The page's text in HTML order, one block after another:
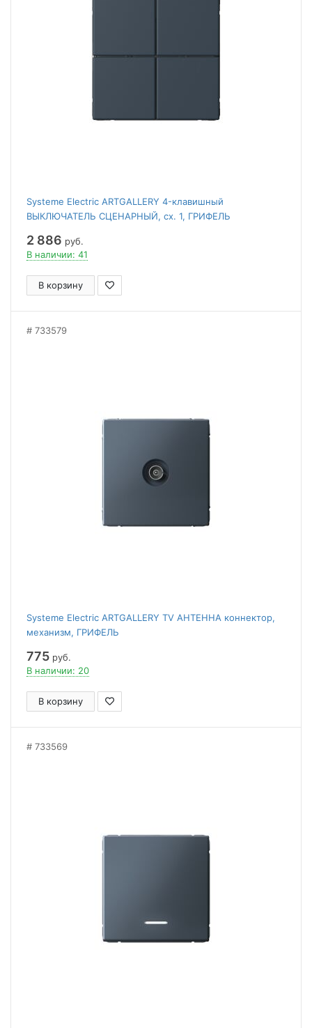
Systeme Electric ARTGALLERY 4-клавишный
ВЫКЛЮЧАТЕЛЬ СЦЕНАРНЫЙ, сх. 1, ГРИФЕЛЬ
2 886 руб.
В наличии: 41
В корзину
733579
Systeme Electric ARTGALLERY TV АНТЕННА коннектор,
механизм, ГРИФЕЛЬ
775 руб.
В наличии: 20
В корзину
733569